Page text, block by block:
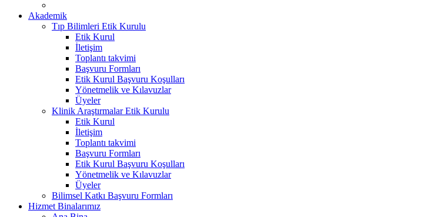
Akademik
Tıp Bilimleri Etik Kurulu
Etik Kurul
İletişim
Toplantı takvimi
Başvuru Formları
Etik Kurul Başvuru Koşulları
Yönetmelik ve Kılavuzlar
Üyeler
Klinik Araştırmalar Etik Kurulu
Etik Kurul
İletişim
Toplantı takvimi
Başvuru Formları
Etik Kurul Başvuru Koşulları
Yönetmelik ve Kılavuzlar
Üyeler
Bilimsel Katkı Başvuru Formları
Hizmet Binalarımız